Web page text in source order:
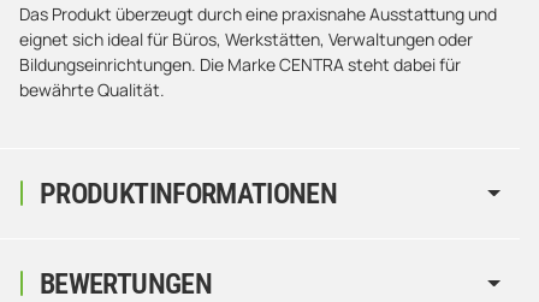
PRODUKTINFORMATIONEN
Das Produkt überzeugt durch eine praxisnahe Ausstattung und
eignet sich ideal für Büros, Werkstätten, Verwaltungen oder
Bildungseinrichtungen. Die Marke CENTRA steht dabei für
bewährte Qualität.
BEWERTUNGEN